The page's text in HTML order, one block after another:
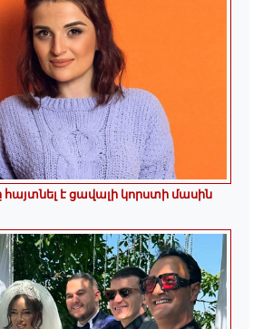
է ցավալի կորստի մասին